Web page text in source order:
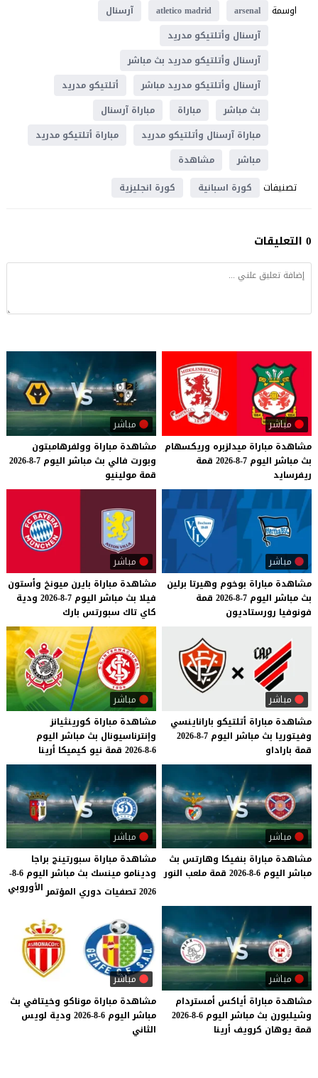
اوسمة
arsenal
atletico madrid
آرسنال
آرسنال وأتلتيكو مدريد
آرسنال وأتلتيكو مدريد بث مباشر
آرسنال وأتلتيكو مدريد مباشر
أتلتيكو مدريد
بث مباشر
مباراة
مباراة آرسنال
مباراة آرسنال وأتلتيكو مدريد
مباراة أتلتيكو مدريد
مباشر
مشاهدة
تصنيفات كورة اسبانية كورة انجليزية
0 التعليقات
مباشر
مشاهدة مباراة ميدلزبره وريكسهام
بث مباشر اليوم 7-8-2026
قمة
ريفرسايد
مباشر
مشاهدة مباراة وولفرهامبتون
وبورت فالي بث مباشر اليوم 7-8-2026
قمة مولينيو
مباشر
مشاهدة مباراة بوخوم وهيرتا برلين
بث مباشر اليوم 7-8-2026
قمة
فونوفيا رورستاديون
مباشر
مشاهدة مباراة بايرن ميونخ وأستون
فيلا بث مباشر اليوم 7-8-2026
ودية
كاي تاك سبورتس بارك
مباشر
مشاهدة مباراة أتلتيكو باراناينسي
وفيتوريا بث مباشر اليوم 7-8-2026
قمة باراداو
مباشر
مشاهدة مباراة كورينثيانز
وإنترناسيونال بث مباشر اليوم
6-8-2026
قمة نيو كيميكا أرينا
مباشر
مشاهدة مباراة بنفيكا وهارتس بث
مباشر اليوم 6-8-2026 قمة ملعب النور
مباشر
مشاهدة مباراة سبورتينج براجا
ودينامو مينسك بث مباشر اليوم 6-8-
2026 تصفيات دوري المؤتمر
الأوروبي
مباشر
مشاهدة مباراة أياكس أمستردام
وشيلبورن بث مباشر اليوم 6-8-2026
قمة يوهان كرويف أرينا
مباشر
مشاهدة مباراة موناكو وخيتافي بث
مباشر اليوم 6-8-2026 ودية لويس
الثاني